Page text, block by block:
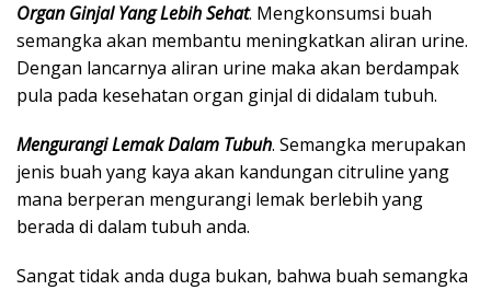
Organ Ginjal Yang Lebih Sehat. Mengkonsumsi buah
semangka akan membantu meningkatkan aliran urine.
Dengan lancarnya aliran urine maka akan berdampak
pula pada kesehatan organ ginjal di didalam tubuh.
Mengurangi Lemak Dalam Tubuh. Semangka merupakan
jenis buah yang kaya akan kandungan citruline yang
mana berperan mengurangi lemak berlebih yang
berada di dalam tubuh anda.
Sangat tidak anda duga bukan, bahwa buah semangka